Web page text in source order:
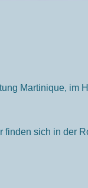
Martinique, im